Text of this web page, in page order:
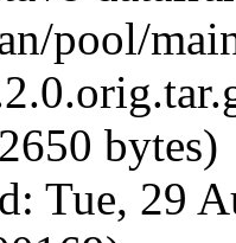
pool/
bytes)
Tue, 29